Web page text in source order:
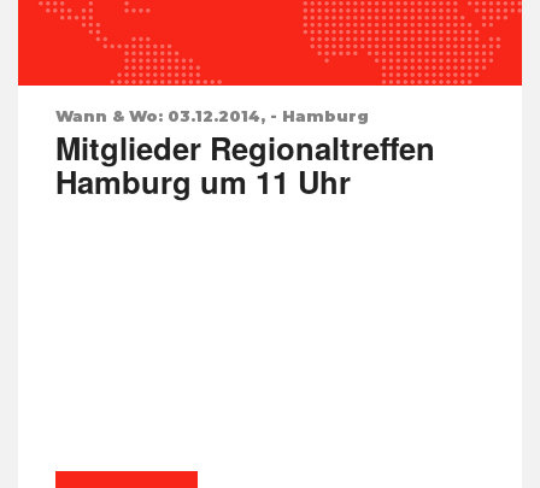
Wann & Wo: 03.12.2014, - Hamburg
Mitglieder Regionaltreffen
Hamburg um 11 Uhr